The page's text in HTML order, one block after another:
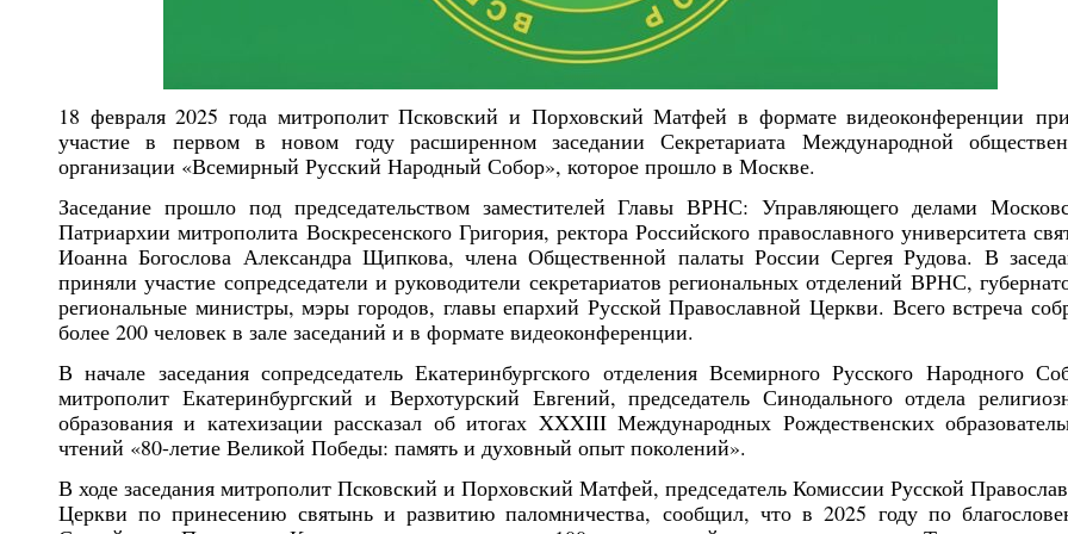
18 февраля 2025 года митрополит Псковский и Порховский Матфей в формате видеоконференции
участие в первом в новом году расширенном заседании Секретариата Международной
организации «Всемирный Русский Народный Собор», которое прошло в Москве.
Заседание прошло под председательством заместителей Главы ВРНС: Управляющего делами
Патриархии митрополита Воскресенского Григория, ректора Российского православного университета
Иоанна Богослова Александра Щипкова, члена Общественной палаты России Сергея Рудова. В
приняли участие сопредседатели и руководители секретариатов региональных отделений ВРНС,
региональные министры, мэры городов, главы епархий Русской Православной Церкви. Всего встреча
более 200 человек в зале заседаний и в формате видеоконференции.
В начале заседания сопредседатель Екатеринбургского отделения Всемирного Русского Народного
митрополит Екатеринбургский и Верхотурский Евгений, председатель Синодального отдела
образования и катехизации рассказал об итогах XXXIII Международных Рождественских
чтений «80-летие Великой Победы: память и духовный опыт поколений».
В ходе заседания митрополит Псковский и Порховский Матфей, председатель Комиссии Русской
Церкви по принесению святынь и развитию паломничества, сообщил, что в 2025 году по
Янв Фев
Янв Фев
Янв Фев
Янв Фев
Янв Фев
Янв Фев
Янв Фев
Янв Фев